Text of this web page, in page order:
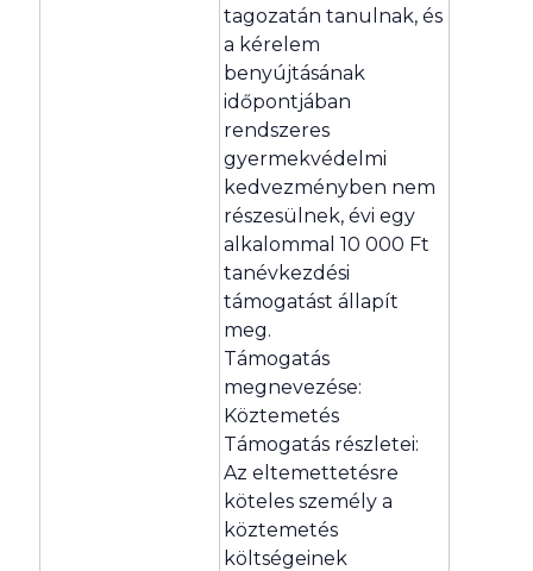
tagozatán tanulnak, és
a kérelem
benyújtásának
időpontjában
rendszeres
gyermekvédelmi
kedvezményben nem
részesülnek, évi egy
alkalommal 10 000 Ft
tanévkezdési
támogatást állapít
meg.
Támogatás
megnevezése:
Köztemetés
Támogatás részletei:
Az eltemettetésre
köteles személy a
köztemetés
költségeinek